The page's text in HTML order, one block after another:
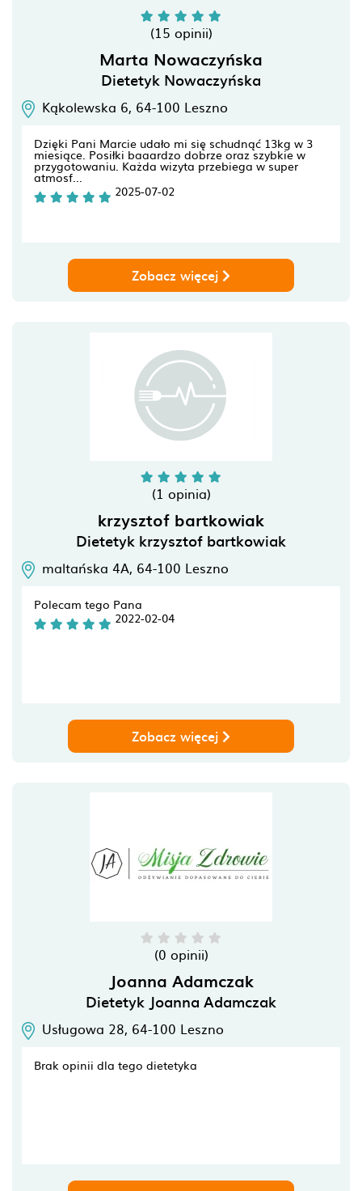
(15 opinii)
Marta Nowaczyńska
Dietetyk Nowaczyńska
Kąkolewska 6, 64-100 Leszno
Dzięki Pani Marcie udało mi się schudnąć 13kg w 3
miesiące. Posiłki baaardzo dobrze oraz szybkie w
przygotowaniu. Każda wizyta przebiega w super
atmosf...
2025-07-02
Zobacz więcej
(1 opinia)
krzysztof bartkowiak
Dietetyk krzysztof bartkowiak
maltańska 4A, 64-100 Leszno
Polecam tego Pana
2022-02-04
Zobacz więcej
(0 opinii)
Joanna Adamczak
Dietetyk Joanna Adamczak
Usługowa 28, 64-100 Leszno
Brak opinii dla tego dietetyka